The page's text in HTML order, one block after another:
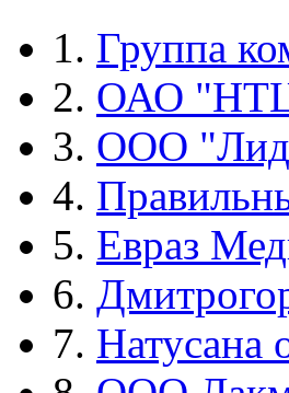
1. Группа
2. ОАО "НТЦ
3. ООО
4.
5. Евраз
6.
7. Натусана